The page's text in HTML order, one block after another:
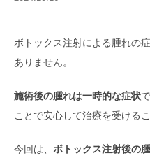
ボトックス注射による腫れの
ありません。
施術後の腫れは一時的な症状
ことで安心して治療を受ける
今回は、 ボトックス注射後の